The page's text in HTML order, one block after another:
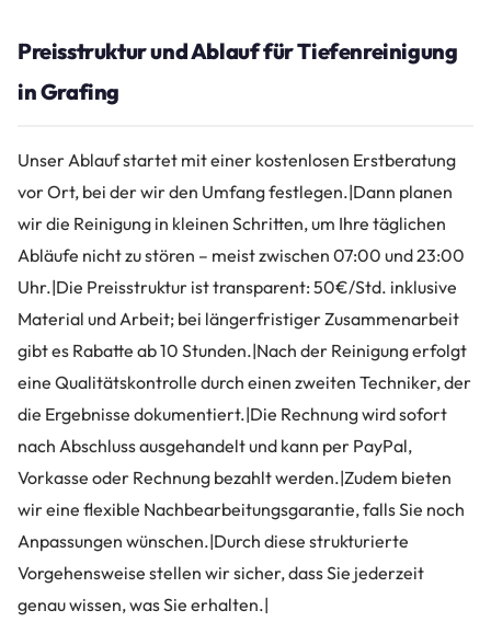
Preisstruktur und Ablauf für Tiefenreinigung
in Grafing
Unser Ablauf startet mit einer kostenlosen Erstberatung
vor Ort, bei der wir den Umfang festlegen.|Dann planen
wir die Reinigung in kleinen Schritten, um Ihre täglichen
Abläufe nicht zu stören – meist zwischen 07:00 und 23:00
Uhr.|Die Preisstruktur ist transparent: 50€/Std. inklusive
Material und Arbeit; bei längerfristiger Zusammenarbeit
gibt es Rabatte ab 10 Stunden.|Nach der Reinigung erfolgt
eine Qualitätskontrolle durch einen zweiten Techniker, der
die Ergebnisse dokumentiert.|Die Rechnung wird sofort
nach Abschluss ausgehandelt und kann per PayPal,
Vorkasse oder Rechnung bezahlt werden.|Zudem bieten
wir eine flexible Nachbearbeitungsgarantie, falls Sie noch
Anpassungen wünschen.|Durch diese strukturierte
Vorgehensweise stellen wir sicher, dass Sie jederzeit
genau wissen, was Sie erhalten.|